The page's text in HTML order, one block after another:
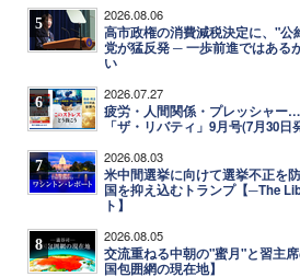
5 2026.08.06
高市政権の消費減税決定に、"
党が猛反発 ─ 一歩前進ではある
い
6 2026.07.27
疲労・人間関係・プレッシャー
「ザ・リバティ」9月号(7月30日
7 2026.08.03
米中間選挙に向けて選挙不正を
国を抑え込むトランプ【─The
ト】
8 2026.08.05
交流重ねる中朝の"蜜月"と習主
国包囲網の現在地】